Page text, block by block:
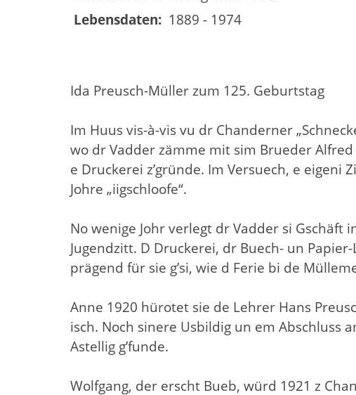
Lebensdaten: 1889 - 1974
Ida Preusch-Müller zum 125. Geburtstag
Im Huus vis-à-vis vu dr Chanderner
wo dr Vadder zämme mit sim Brueder
e Druckerei z’gründe. Im Versuech, e eigeni
Johre „iigschloofe“.
No wenige Johr verlegt dr Vadder si
Jugendzitt. D Druckerei, dr Buech- un
prägend für sie g’si, wie d Ferie bi de
Anne 1920 hürotet sie de Lehrer Hans
isch. Noch sinere Usbildig un em Abschluss
Astellig g’funde.
Wolfgang, der erscht Bueb, würd 1921 z